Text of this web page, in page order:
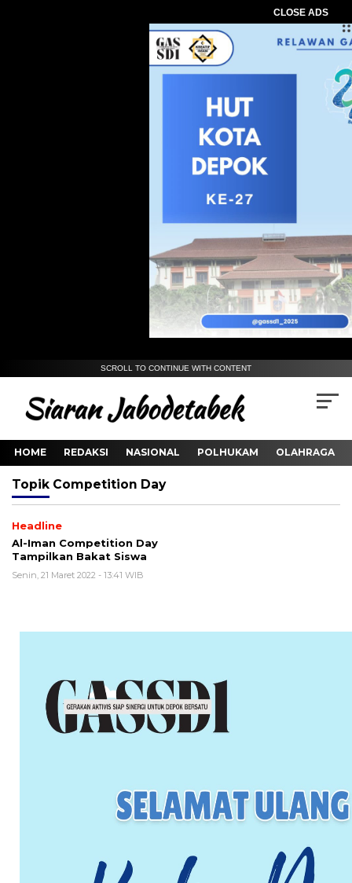
CLOSE ADS
SCROLL TO CONTINUE WITH CONTENT
HOME REDAKSI NASIONAL POLHUKAM OLAHRAGA
Topik Competition Day
Headline
Al-Iman Competition Day
Tampilkan Bakat Siswa
Senin, 21 Maret 2022 - 13:41 WIB